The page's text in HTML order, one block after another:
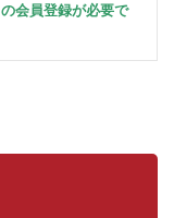
会員登録が必要で